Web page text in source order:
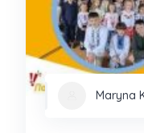
Maryna